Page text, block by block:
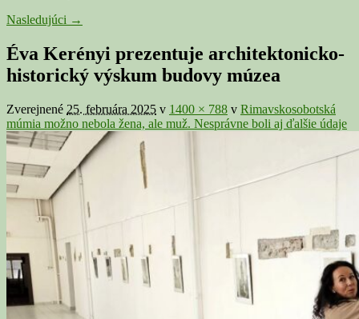
Navigácia
galérii
Nasledujúci →
Éva Kerényi prezentuje architektonicko-
historický výskum budovy múzea
Zverejnené 25. februára 2025 v 1400 × 788 v Rimavskosobotská
múmia možno nebola žena, ale muž. Nesprávne boli aj ďalšie údaje